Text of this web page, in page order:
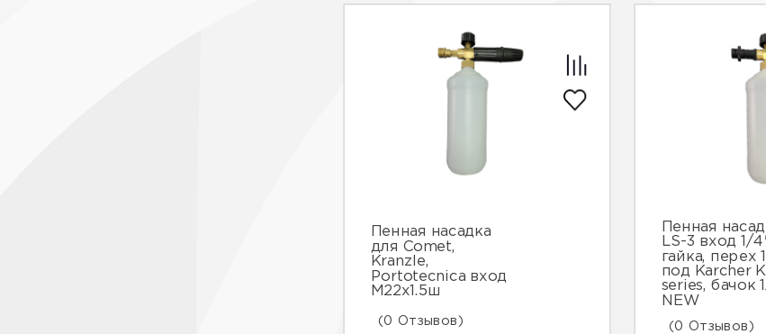
Пенная насадка
для Comet,
Kranzle,
Portotecnica вход
М22х1.5ш
(0 Отзывов)
Пенная
LS-3 вход 1/
гайка, перех
под Karcher
series, бачок
NEW
(0 Отзывов)